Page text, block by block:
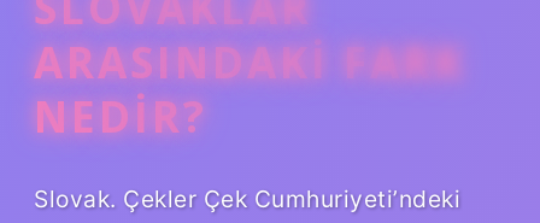
ARASINDAKI FARK
NEDIR?
Slovak. Çekler Çek Cumhuriyeti’ndeki